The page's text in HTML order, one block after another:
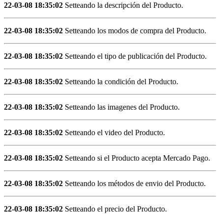
22-03-08 18:35:02 Setteando la descripción del Producto.
22-03-08 18:35:02 Setteando los modos de compra del Producto.
22-03-08 18:35:02 Setteando el tipo de publicación del Producto.
22-03-08 18:35:02 Setteando la condición del Producto.
22-03-08 18:35:02 Setteando las imagenes del Producto.
22-03-08 18:35:02 Setteando el video del Producto.
22-03-08 18:35:02 Setteando si el Producto acepta Mercado Pago.
22-03-08 18:35:02 Setteando los métodos de envio del Producto.
22-03-08 18:35:02 Setteando el precio del Producto.